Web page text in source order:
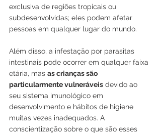
exclusiva de regiões tropicais ou
subdesenvolvidas; eles podem afetar
pessoas em qualquer lugar do mundo.
Além disso, a infestação por parasitas
intestinais pode ocorrer em qualquer faixa
etária, mas as crianças são
particularmente vulneráveis devido ao
seu sistema imunológico em
desenvolvimento e hábitos de higiene
muitas vezes inadequados. A
conscientização sobre o que são esses